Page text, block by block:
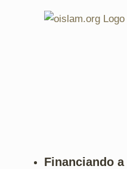
Financiando